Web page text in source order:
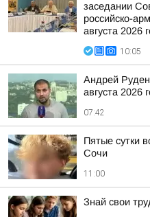
заседании
российско-
августа 2026
10:05
Андрей
августа 2026
07:42
Пятые сутки
Сочи
11:00
Знай свои